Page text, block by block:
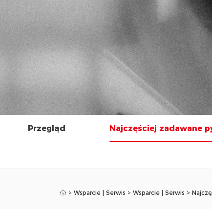
Przegląd Najczęściej zadawane
> Wsparcie | Serwis > Wsparcie | Serwis >